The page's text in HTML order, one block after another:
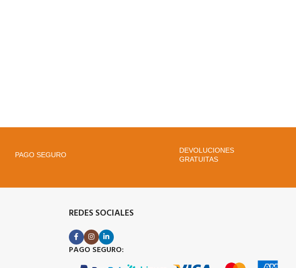
PAGO SEGURO
DEVOLUCIONES
GRATUITAS
REDES SOCIALES
PAGO SEGURO: